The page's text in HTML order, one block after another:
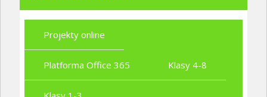
Projekty online
Platforma Office 365 Klasy 4-8